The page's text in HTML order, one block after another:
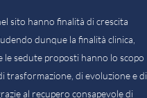
sito hanno finalità di crescita
dunque la finalità clinica,
le sedute proposti hanno lo scopo
trasformazione, di evoluzione e di
al recupero consapevole di